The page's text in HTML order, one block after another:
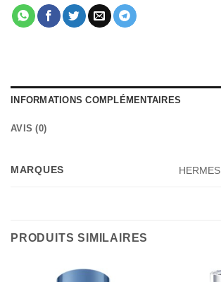
INFORMATIONS COMPLÉMENTAIRES
AVIS (0)
MARQUES HERMES
PRODUITS SIMILAIRES